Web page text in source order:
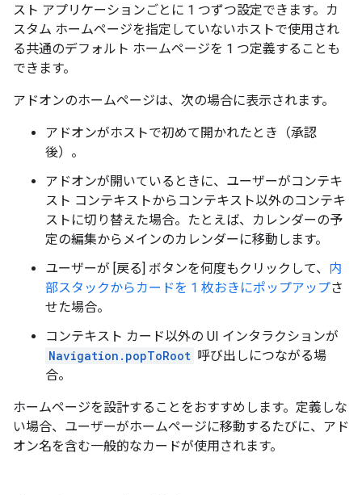
スト アプリケーションごとに 1 つずつ設定できます。カ
スタム ホームページを指定していないホストで使用され
る共通のデフォルト ホームページを 1 つ定義することも
できます。
アドオンのホームページは、次の場合に表示されます。
アドオンがホストで初めて開かれたとき（承認
後）。
アドオンが開いているときに、ユーザーがコンテキ
スト コンテキストからコンテキスト以外のコンテキ
ストに切り替えた場合。たとえば、カレンダーの予
定の編集からメインのカレンダーに移動します。
ユーザーが [戻る] ボタンを何度もクリックして、 内
部スタックからカードを 1 枚おきにポップアップさ
せた場合。
コンテキスト カード以外の UI インタラクションが
Navigation.popToRoot 呼び出しにつながる場
合。
ホームページを設計することをおすすめします。定義しな
い場合、ユーザーがホームページに移動するたびに、アド
オン名を含む一般的なカードが使用されます。